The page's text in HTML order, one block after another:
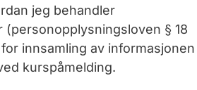
jeg behandler
§ 18
innsamling av informasjonen
kurspåmelding.